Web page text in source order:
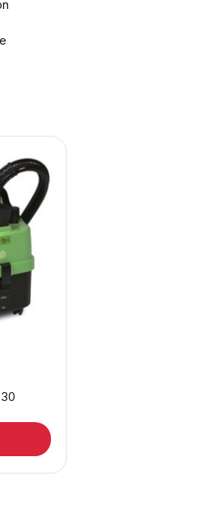
/extraction